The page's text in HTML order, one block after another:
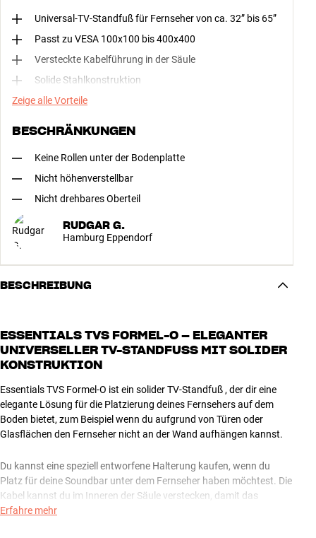
Universal-TV-Standfuß für Fernseher von ca. 32” bis 65”
Passt zu VESA 100x100 bis 400x400
Versteckte Kabelführung in der Säule
Solide Stahlkonstruktion
Zeige alle Vorteile
BESCHRÄNKUNGEN
Keine Rollen unter der Bodenplatte
Nicht höhenverstellbar
Nicht drehbares Oberteil
RUDGAR G.
Hamburg Eppendorf
BESCHREIBUNG
ESSENTIALS TVS FORMEL-O – ELEGANTER
UNIVERSELLER TV-STANDFUSS MIT SOLIDER K
ONSTRUKTION
Essentials TVS Formel-O ist ein solider TV-Standfuß , der dir eine
elegante Lösung für die Platzierung deines Fernsehers auf dem
Boden bietet, zum Beispiel wenn du aufgrund von Türen oder
Glasflächen den Fernseher nicht an der Wand aufhängen kannst.
Du kannst eine speziell entworfene Halterung kaufen, wenn du
Platz für deine Soundbar unter dem Fernseher haben möchtest. Die
Kabel kannst du im Inneren der Säule verstecken, damit das
elegante Erscheinungsbild nicht durch Kabelsalat gestört wird.
Erfahre mehr